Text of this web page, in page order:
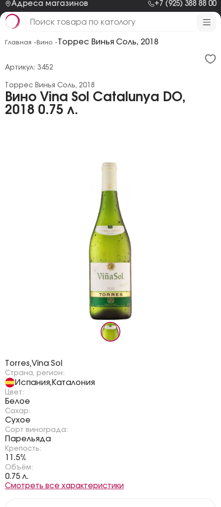
Адреса магазинов +7 (925) 388 88 00
Главная - Вино -Торрес Винья Соль, 2018
Вино Vina Sol Catalunya DO,
2018 0.75 л.
Торрес Винья Соль, 2018
Артикул: 3452
Torres,Vina Sol
Страна, регион:
Испания,Каталония
Цвет:
Белое
Сахар:
Сухое
Сорт винограда:
Парельяда
Крепость:
11.5%
Объём:
0.75 л.
Смотреть все характеристики